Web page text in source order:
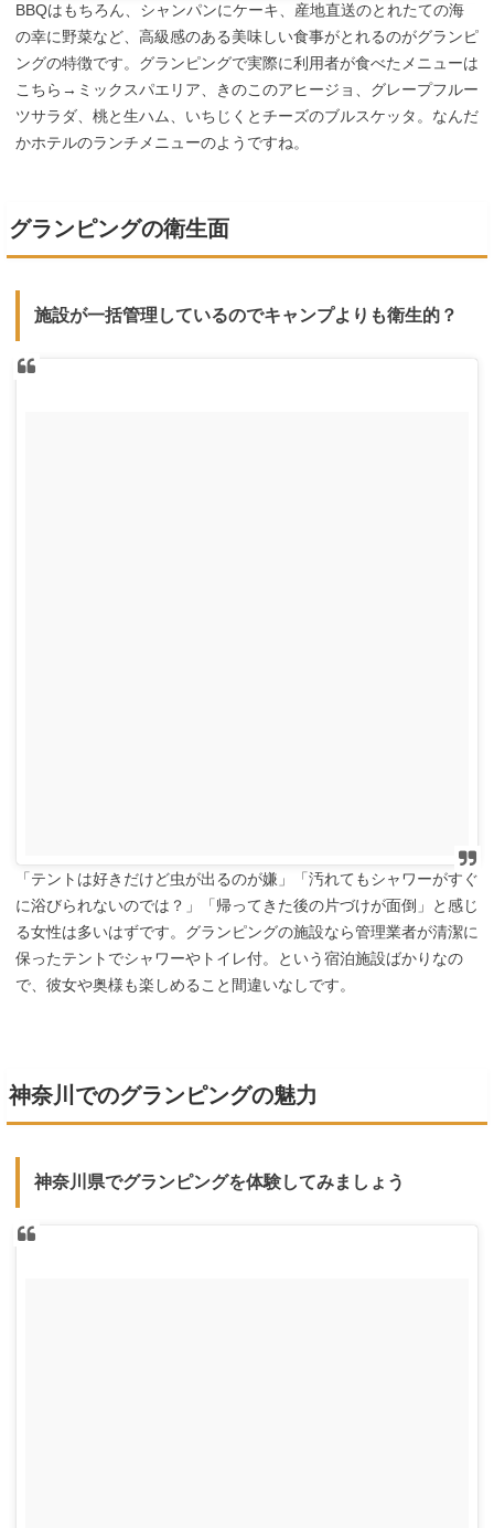
BBQはもちろん、シャンパンにケーキ、産地直送のとれたての海
の幸に野菜など、高級感のある美味しい食事がとれるのがグランピ
ングの特徴です。グランピングで実際に利用者が食べたメニューは
こちら→ミックスパエリア、きのこのアヒージョ、グレープフルー
ツサラダ、桃と生ハム、いちじくとチーズのブルスケッタ。なんだ
かホテルのランチメニューのようですね。
グランピングの衛生面
施設が一括管理しているのでキャンプよりも衛生的？
「テントは好きだけど虫が出るのが嫌」「汚れてもシャワーがすぐ
に浴びられないのでは？」「帰ってきた後の片づけが面倒」と感じ
る女性は多いはずです。グランピングの施設なら管理業者が清潔に
保ったテントでシャワーやトイレ付。という宿泊施設ばかりなの
で、彼女や奥様も楽しめること間違いなしです。
神奈川でのグランピングの魅力
神奈川県でグランピングを体験してみましょう